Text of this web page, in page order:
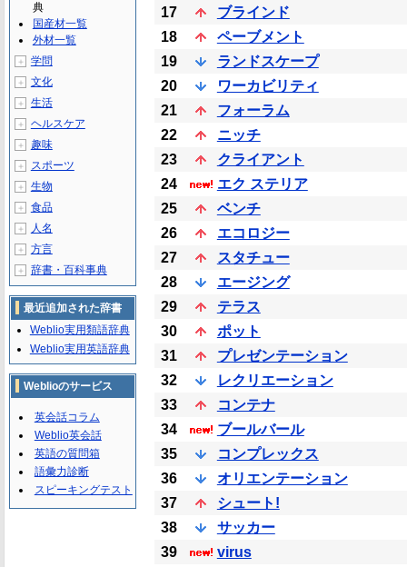
17
ブラインド
18
ペーブメント
19
ランドスケープ
20
ワーカビリティ
21
フォーラム
22
ニッチ
23
クライアント
24
エク ステリア
25
ベンチ
26
エコロジー
27
スタチュー
28
エージング
29
テラス
30
ポット
31
プレゼンテーション
32
レクリエーション
33
コンテナ
34
ブールバール
35
コンプレックス
36
オリエンテーション
37
シュート!
38
サッカー
39
virus
典
国産材一覧
外材一覧
＋ 学問
＋ 文化
＋ 生活
＋ ヘルスケア
＋ 趣味
＋ スポーツ
＋ 生物
＋ 食品
＋ 人名
＋ 方言
＋ 辞書・百科事典
最近追加された辞書
Weblio実用類語辞典
Weblio実用英語辞典
Weblioのサービス
英会話コラム
Weblio英会話
英語の質問箱
語彙力診断
スピーキングテスト